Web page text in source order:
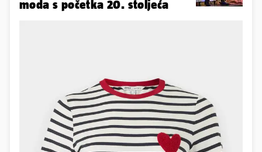
moda s početka 20. stoljeća